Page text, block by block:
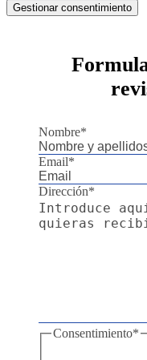
Gestionar consentimiento
Nombre*
Email*
Dirección*
Consentimiento*